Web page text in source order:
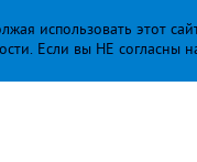
использовать этот
. Если вы НЕ согласны